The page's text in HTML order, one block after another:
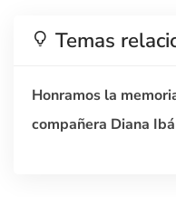
Temas
Honramos la
compañera Diana